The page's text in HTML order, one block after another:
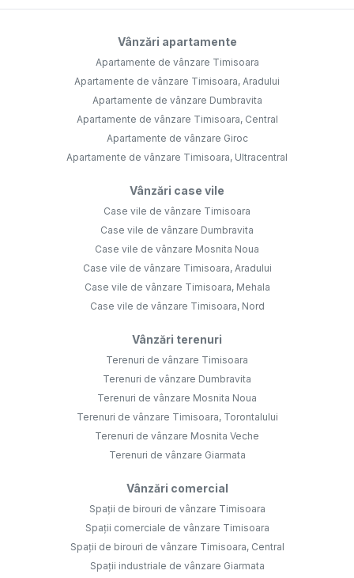
Vânzări apartamente
Apartamente de vânzare Timisoara
Apartamente de vânzare Timisoara, Aradului
Apartamente de vânzare Dumbravita
Apartamente de vânzare Timisoara, Central
Apartamente de vânzare Giroc
Apartamente de vânzare Timisoara, Ultracentral
Vânzări case vile
Case vile de vânzare Timisoara
Case vile de vânzare Dumbravita
Case vile de vânzare Mosnita Noua
Case vile de vânzare Timisoara, Aradului
Case vile de vânzare Timisoara, Mehala
Case vile de vânzare Timisoara, Nord
Vânzări terenuri
Terenuri de vânzare Timisoara
Terenuri de vânzare Dumbravita
Terenuri de vânzare Mosnita Noua
Terenuri de vânzare Timisoara, Torontalului
Terenuri de vânzare Mosnita Veche
Terenuri de vânzare Giarmata
Vânzări comercial
Spații de birouri de vânzare Timisoara
Spații comerciale de vânzare Timisoara
Spații de birouri de vânzare Timisoara, Central
Spații industriale de vânzare Giarmata